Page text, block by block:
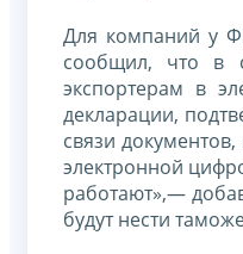
Для компаний у
сообщил, что в
экспортерам в
декларации,
связи
электронной
работают»,—
будут нести